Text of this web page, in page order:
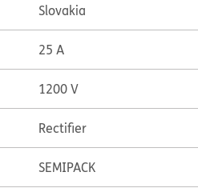
Slovakia
25 A
1200 V
Rectifier
SEMIPACK